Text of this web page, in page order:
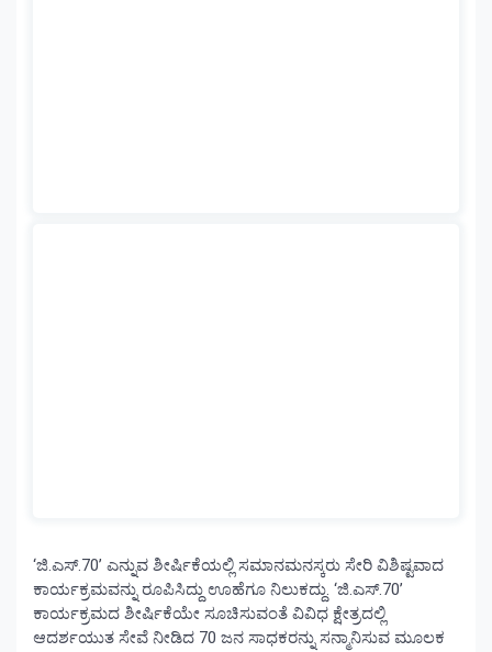
‘ಜಿ.ಎಸ್.70’ ಎನ್ನುವ ಶೀರ್ಷಿಕೆಯಲ್ಲಿ ಸಮಾನಮನಸ್ಕರು ಸೇರಿ ವಿಶಿಷ್ಟವಾದ
ಕಾರ್ಯಕ್ರಮವನ್ನು ರೂಪಿಸಿದ್ದು ಊಹೆಗೂ ನಿಲುಕದ್ದು. ‘ಜಿ.ಎಸ್.70’
ಕಾರ್ಯಕ್ರಮದ ಶೀರ್ಷಿಕೆಯೇ ಸೂಚಿಸುವಂತೆ ವಿವಿಧ ಕ್ಷೇತ್ರದಲ್ಲಿ
ಆದರ್ಶಯುತ ಸೇವೆ ನೀಡಿದ 70 ಜನ ಸಾಧಕರನ್ನು ಸನ್ಮಾನಿಸುವ ಮೂಲಕ